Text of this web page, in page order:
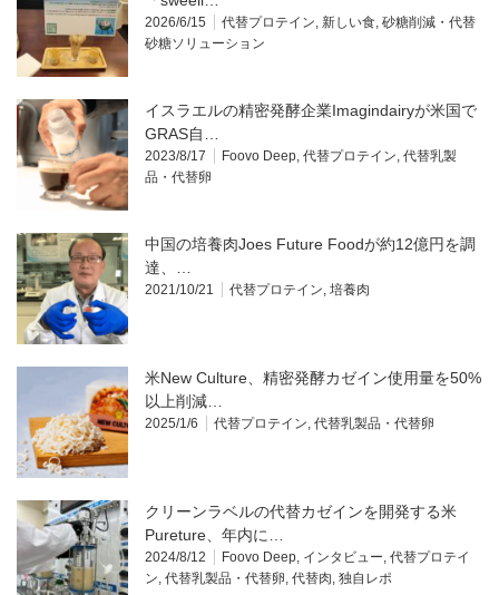
2026/6/15 代替プロテイン 新しい食 砂糖削減・代替
砂糖ソリューション
イスラエルの精密発酵企業Imagindairyが米国で
GRAS自…
2023/8/17 Foovo Deep 代替プロテイン 代替乳製
品・代替卵
中国の培養肉Joes Future Foodが約12億円を調
達、…
2021/10/21 代替プロテイン 培養肉
米New Culture、精密発酵カゼイン使用量を50%
以上削減…
2025/1/6 代替プロテイン 代替乳製品・代替卵
クリーンラベルの代替カゼインを開発する米
Pureture、年内に…
2024/8/12 Foovo Deep インタビュー 代替プロテイ
ン 代替乳製品・代替卵 代替肉 独自レポ